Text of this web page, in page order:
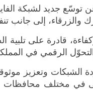
توسّع جديد لشبكة
والزرقاء، إلى جانب
قادرة على
الرقمي في
الشبكات وتعزيز
في عام 2016 في الوصول إلى نحو